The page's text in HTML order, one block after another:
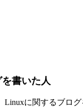
書いた人
Linuxに関するブログ